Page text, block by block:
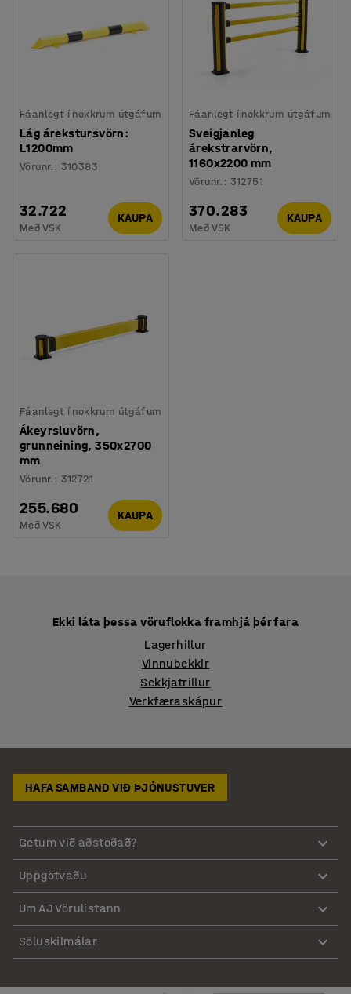
Fáanlegt í nokkrum útgáfum
Lág árekstursvörn:
L1200mm
Vörunr. : 310383
32.722
Með VSK
KAUPA
Fáanlegt í nokkrum útgáfum
Sveigjanleg
árekstrarvörn,
1160x2200 mm
Vörunr. : 312751
370.283
Með VSK
KAUPA
Fáanlegt í nokkrum útgáfum
Ákeyrsluvörn,
grunneining, 350x2700
mm
Vörunr. : 312721
255.680
Með VSK
KAUPA
Ekki láta þessa vöruflokka framhjá þér fara
Lagerhillur
Vinnubekkir
Sekkjatrillur
Verkfæraskápur
HAFA SAMBAND VIÐ ÞJÓNUSTUVER
Getum við aðstoðað?
Uppgötvaðu
Um AJ Vörulistann
Söluskilmálar